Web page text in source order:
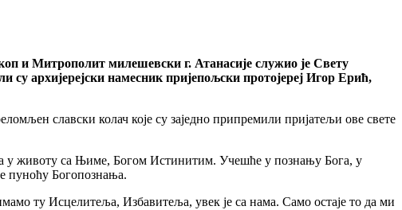
и Митрополит милешевски г. Атанасије служио је Свету
архијерејски намесник пријепољски протојереј Игор Ерић,
славски колач које су заједно припремили пријатељи ове свете
у животу са Њиме, Богом Истинитим. Учешће у познању Бога, у
пуноћу Богопознања.
ту Исцелитеља, Избавитеља, увек је са нама. Само остаје то да ми